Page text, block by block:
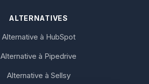
ALTERNATIVES
Alternative à HubSpot
Alternative à Pipedrive
Alternative à Sellsy